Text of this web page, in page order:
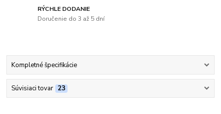
RÝCHLE DODANIE
Doručenie do 3 až 5 dní
Kompletné špecifikácie
Súvisiaci tovar 23